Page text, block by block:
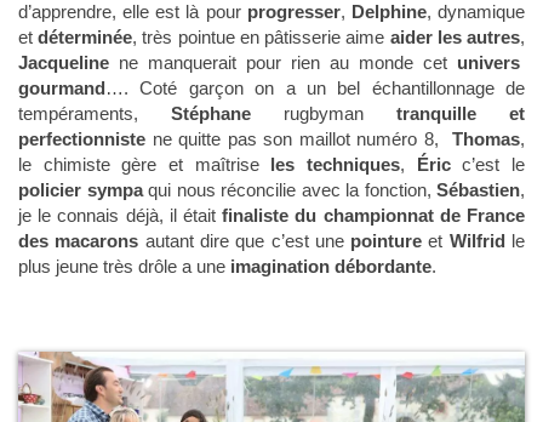
d’apprendre, elle est là pour progresser, Delphine, dynamique
etdéterminée, très pointue en pâtisserie aime aider les autres,
Jacqueline ne manquerait pour rien au monde cet univers
gourmand…. Coté garçon on a un bel échantillonnage de
tempéraments, Stéphane rugbyman tranquille et
perfectionniste ne quitte pas son maillot numéro 8, Thomas,
le chimiste gère et maîtrise les techniques, Éricc’est le
policier sympaqui nous réconcilie avec la fonction, Sébastien,
je le connais déjà, il était finaliste du championnat de France
des macarons autant dire que c’est unepointure et Wilfrid le
plus jeune très drôle a une imagination débordante.